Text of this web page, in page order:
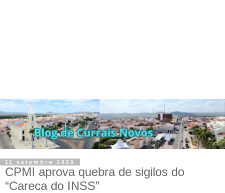
11 setembro 2025
CPMI aprova quebra de sigilos do
“Careca do INSS”